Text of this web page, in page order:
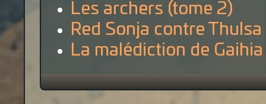
Les archers (tome 2)
Red Sonja contre
La malédiction de Gaihia